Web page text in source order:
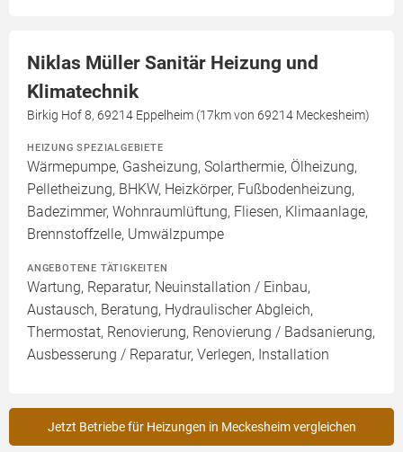
Niklas Müller Sanitär Heizung und
Klimatechnik
Birkig Hof 8, 69214 Eppelheim (17km von 69214 Meckesheim)
HEIZUNG SPEZIALGEBIETE
Wärmepumpe, Gasheizung, Solarthermie, Ölheizung,
Pelletheizung, BHKW, Heizkörper, Fußbodenheizung,
Badezimmer, Wohnraumlüftung, Fliesen, Klimaanlage,
Brennstoffzelle, Umwälzpumpe
ANGEBOTENE TÄTIGKEITEN
Wartung, Reparatur, Neuinstallation / Einbau,
Austausch, Beratung, Hydraulischer Abgleich,
Thermostat, Renovierung, Renovierung / Badsanierung,
Ausbesserung / Reparatur, Verlegen, Installation
Jetzt Betriebe für Heizungen in Meckesheim vergleichen